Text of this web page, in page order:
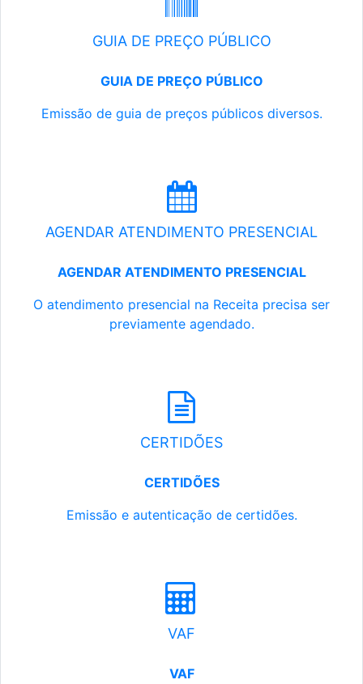
GUIA DE PREÇO PÚBLICO
GUIA DE PREÇO PÚBLICO
Emissão de guia de preços públicos diversos.
AGENDAR ATENDIMENTO PRESENCIAL
AGENDAR ATENDIMENTO PRESENCIAL
O atendimento presencial na Receita precisa ser
previamente agendado.
CERTIDÕES
CERTIDÕES
Emissão e autenticação de certidões.
VAF
VAF